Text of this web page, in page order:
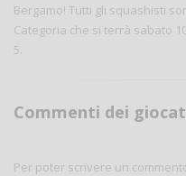
Bergamo! Tutti gli squashisti
Categoria che si terrà sabato
5.
Commenti dei
Per poter scrivere un